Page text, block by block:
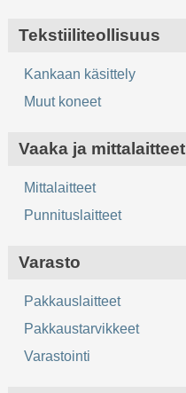
Tekstiiliteollisuus
Kankaan käsittely
Muut koneet
Vaaka ja mittalaitteet
Mittalaitteet
Punnituslaitteet
Varasto
Pakkauslaitteet
Pakkaustarvikkeet
Varastointi